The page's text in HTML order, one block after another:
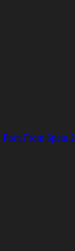
Porn From Spain 2